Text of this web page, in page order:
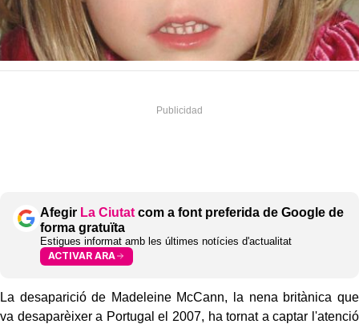
Afegir La Ciutat com a font preferida de Google de
forma gratuïta
Estigues informat amb les últimes notícies d'actualitat
ACTIVAR ARA
La desaparició de Madeleine McCann, la nena britànica que
va desaparèixer a Portugal el 2007, ha tornat a captar l'atenció